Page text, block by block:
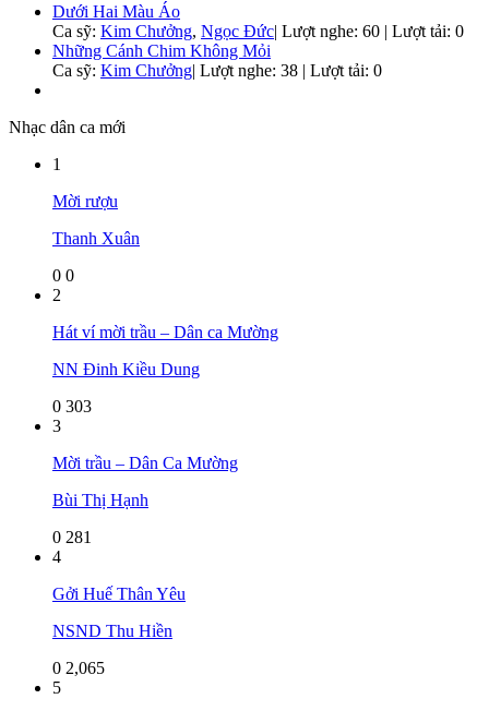
Dưới Hai Màu Áo
Ca sỹ: Kim Chưởng, Ngọc Đức| Lượt nghe: 60 | Lượt tải: 0
Những Cánh Chim Không Mỏi
Ca sỹ: Kim Chưởng| Lượt nghe: 38 | Lượt tải: 0
Nhạc dân ca mới
1
Mời rượu
Thanh Xuân
0 0
2
Hát ví mời trầu – Dân ca Mường
NN Đinh Kiều Dung
0 303
3
Mời trầu – Dân Ca Mường
Bùi Thị Hạnh
0 281
4
Gởi Huế Thân Yêu
NSND Thu Hiền
0 2,065
5